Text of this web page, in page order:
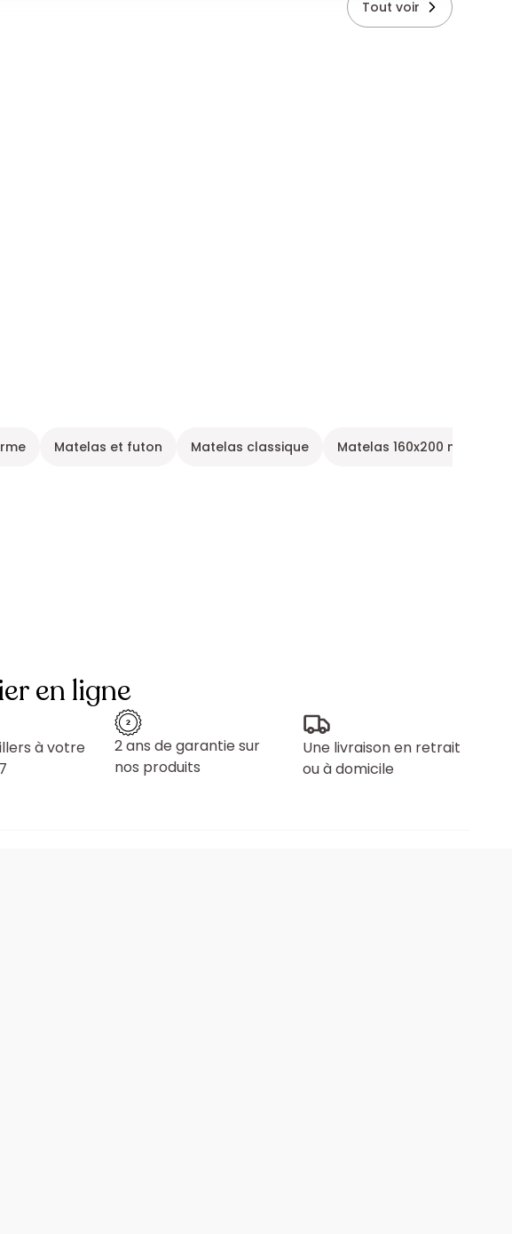
Tout voir
Matelas et futon Matelas classique Matelas 160x200 marque
en ligne
à votre
2 ans de garantie sur
nos produits
Une livraison en retrait
ou à domicile